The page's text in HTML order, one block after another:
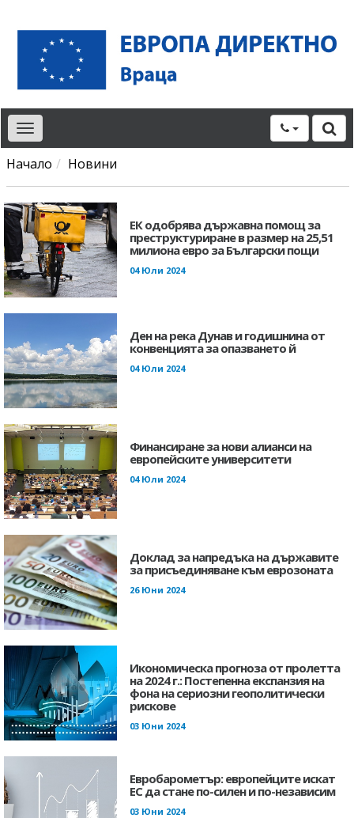
Toggle
navigation
Начало Новини
ЕК одобрява държавна помощ за
преструктуриране в размер на 25,51
милиона евро за Български пощи
04 Юли 2024
Ден на река Дунав и годишнина от
конвенцията за опазването й
04 Юли 2024
Финансиране за нови алианси на
европейските университети
04 Юли 2024
Доклад за напредъка на държавите
за присъединяване към еврозоната
26 Юни 2024
Икономическа прогноза от пролетта
на 2024 г.: Постепенна експанзия на
фона на сериозни геополитически
рискове
03 Юни 2024
Евробарометър: европейците искат
ЕС да стане по-силен и по-независим
03 Юни 2024